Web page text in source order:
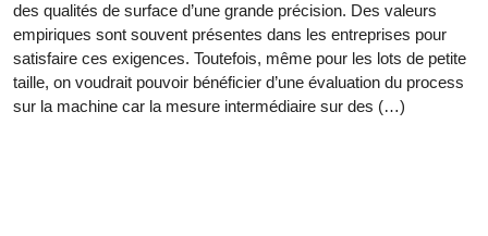
des qualités de surface d’une grande précision. Des valeurs
empiriques sont souvent présentes dans les entreprises pour
satisfaire ces exigences. Toutefois, même pour les lots de petite
taille, on voudrait pouvoir bénéficier d’une évaluation du process
sur la machine car la mesure intermédiaire sur des (…)